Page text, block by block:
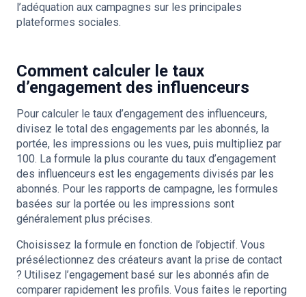
l’adéquation aux campagnes sur les principales
plateformes sociales.
Comment calculer le taux
d’engagement des influenceurs
Pour calculer le taux d’engagement des influenceurs,
divisez le total des engagements par les abonnés, la
portée, les impressions ou les vues, puis multipliez par
100. La formule la plus courante du taux d’engagement
des influenceurs est les engagements divisés par les
abonnés. Pour les rapports de campagne, les formules
basées sur la portée ou les impressions sont
généralement plus précises.
Choisissez la formule en fonction de l’objectif. Vous
présélectionnez des créateurs avant la prise de contact
? Utilisez l’engagement basé sur les abonnés afin de
comparer rapidement les profils. Vous faites le reporting